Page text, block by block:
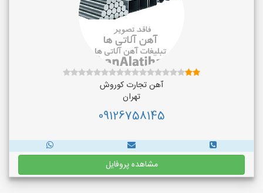
آهن تجارت کوروش
تهران
09126758145
مشاهده پروفایل